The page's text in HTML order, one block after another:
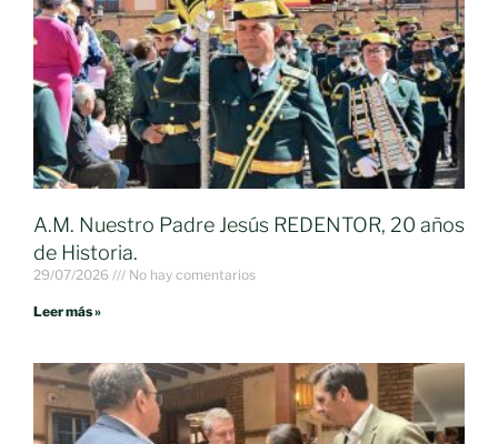
A.M. Nuestro Padre Jesús REDENTOR, 20 años
de Historia.
29/07/2026 No hay comentarios
Leer más »